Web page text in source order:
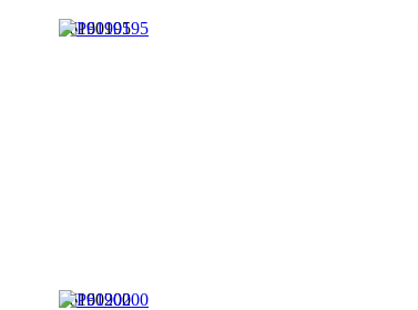
P6190195
P6190200